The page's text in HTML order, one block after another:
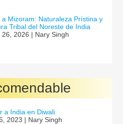
a Mizoram: Naturaleza Prístina y
Tribal del Noreste de India
26, 2026 | Nary Singh
a India en Diwali
2023 | Nary Singh